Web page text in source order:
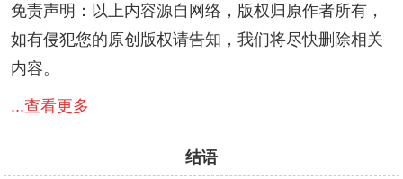
免责声明：以上内容源自网络，版权归原作者所有，
如有侵犯您的原创版权请告知，我们将尽快删除相关
内容。
...查看更多
结语